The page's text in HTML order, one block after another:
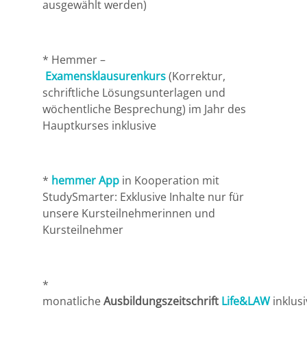
ausgewählt werden)
* Hemmer –
Examensklausurenkurs (Korrektur,
schriftliche Lösungsunterlagen und
wöchentliche Besprechung) im Jahr des
Hauptkurses inklusive
* hemmer App in Kooperation mit
StudySmarter: Exklusive Inhalte nur für
unsere Kursteilnehmerinnen und
Kursteilnehmer
*
monatlicheAusbildungszeitschrift Life&LAW
München
Osnabrück
Passau
Regensburg
Rostock